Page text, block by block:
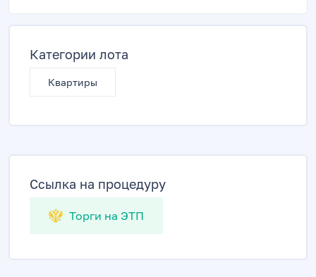
Категории лота
Квартиры
Ссылка на процедуру
Торги на ЭТП